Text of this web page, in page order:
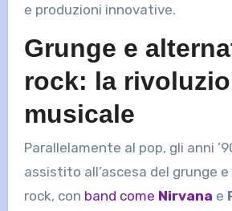
e produzioni innovative.
Grunge e
rock: la
musicale
Parallelamente al pop, gli anni
assistito all’ascesa del grunge
rock, con band come Nirvana e